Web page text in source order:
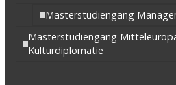
Masterstudiengang
Masterstudiengang
Kulturdiplomatie